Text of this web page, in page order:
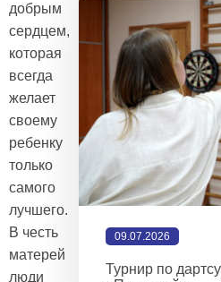
добрым
сердцем,
которая
всегда
желает
своему
ребенку
только
самого
лучшего.
В честь
матерей
люди
09.07.2026
Турнир по